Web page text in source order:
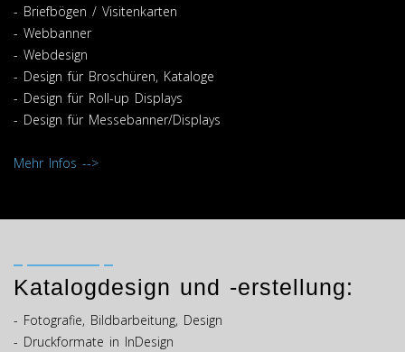
- Briefbögen / Visitenkarten
- Webbanner
- Webdesign
- Design für Broschüren, Kataloge
- Design für Roll-up Displays
- Design für Messebanner/Displays
Mehr Infos -->
Katalogdesign und -erstellung:
- Fotografie, Bildbarbeitung, Design
- Druckformate in InDesign